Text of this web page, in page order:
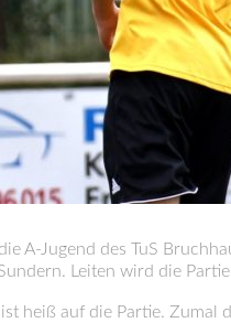
A-Jugend des TuS
Leiten wird die
heiß auf die Partie. Zumal